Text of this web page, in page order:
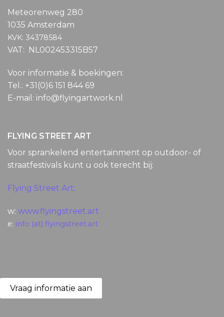
Meteorenweg 280
1035 Amsterdam
KVK: 34378584
VAT: NL002453315B57
Voor informatie & boekingen:
Tel.: +31(0)6 151 844 69
E-mail: info@flyingartwork.nl
FLYING STREET ART
Voor sprankelend entertainment op outdoor- of
straatfestivals kunt u ook terecht bij:
Flying Street Art:
w: www.flyingstreet.art
e: info (at) flyingstreet.art
Vraag informatie aan